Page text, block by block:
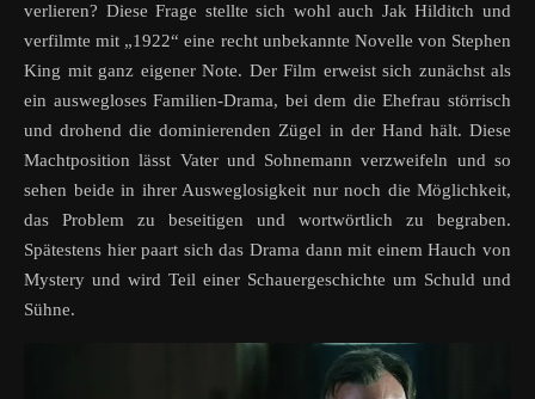
verlieren? Diese Frage stellte sich wohl auch Jak Hilditch und
verfilmte mit „1922“ eine recht unbekannte Novelle von Stephen
King mit ganz eigener Note. Der Film erweist sich zunächst als
ein auswegloses Familien-Drama, bei dem die Ehefrau störrisch
und drohend die dominierenden Zügel in der Hand hält. Diese
Machtposition lässt Vater und Sohnemann verzweifeln und so
sehen beide in ihrer Ausweglosigkeit nur noch die Möglichkeit,
das Problem zu beseitigen und wortwörtlich zu begraben.
Spätestens hier paart sich das Drama dann mit einem Hauch von
Mystery und wird Teil einer Schauergeschichte um Schuld und
Sühne.